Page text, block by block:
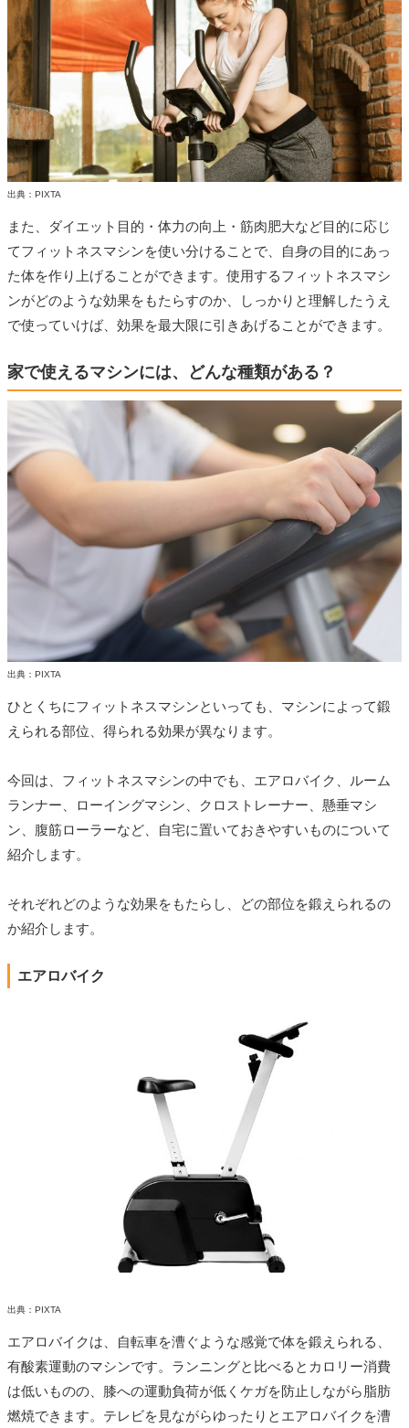
出典：PIXTA
また、ダイエット目的・体力の向上・筋肉肥大など目的に応じ
てフィットネスマシンを使い分けることで、自身の目的にあっ
た体を作り上げることができます。使用するフィットネスマシ
ンがどのような効果をもたらすのか、しっかりと理解したうえ
で使っていけば、効果を最大限に引きあげることができます。
家で使えるマシンには、どんな種類がある？
出典：PIXTA
ひとくちにフィットネスマシンといっても、マシンによって鍛
えられる部位、得られる効果が異なります。
今回は、フィットネスマシンの中でも、エアロバイク、ルーム
ランナー、ローイングマシン、クロストレーナー、懸垂マシ
ン、腹筋ローラーなど、自宅に置いておきやすいものについて
紹介します。
それぞれどのような効果をもたらし、どの部位を鍛えられるの
か紹介します。
エアロバイク
出典：PIXTA
エアロバイクは、自転車を漕ぐような感覚で体を鍛えられる、
有酸素運動のマシンです。ランニングと比べるとカロリー消費
は低いものの、膝への運動負荷が低くケガを防止しながら脂肪
燃焼できます。テレビを見ながらゆったりとエアロバイクを漕